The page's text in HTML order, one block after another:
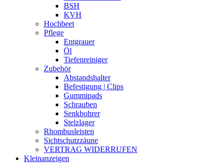
BSH
KVH
Hochbeet
Pflege
Entgrauer
Öl
Tiefenreiniger
Zubehör
Abstandshalter
Befestigung | Clips
Gummipads
Schrauben
Senkbohrer
Stelzlager
Rhombusleisten
Sichtschutzzäune
VERTRAG WIDERRUFEN
Kleinanzeigen